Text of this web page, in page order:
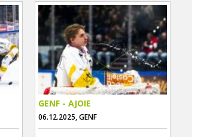
GENF - AJOIE
06.12.2025, GENF